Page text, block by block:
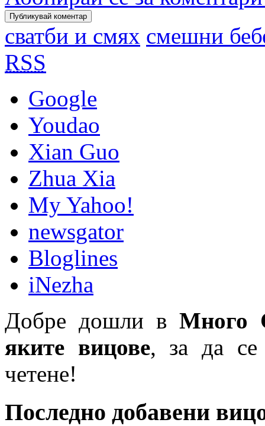
сватби и смях смешни
RSS
Google
Youdao
Xian Guo
Zhua Xia
My Yahoo!
newsgator
Bloglines
iNezha
Добре дошли в Много
яките вицове, за да се
четене!
Последно добавени